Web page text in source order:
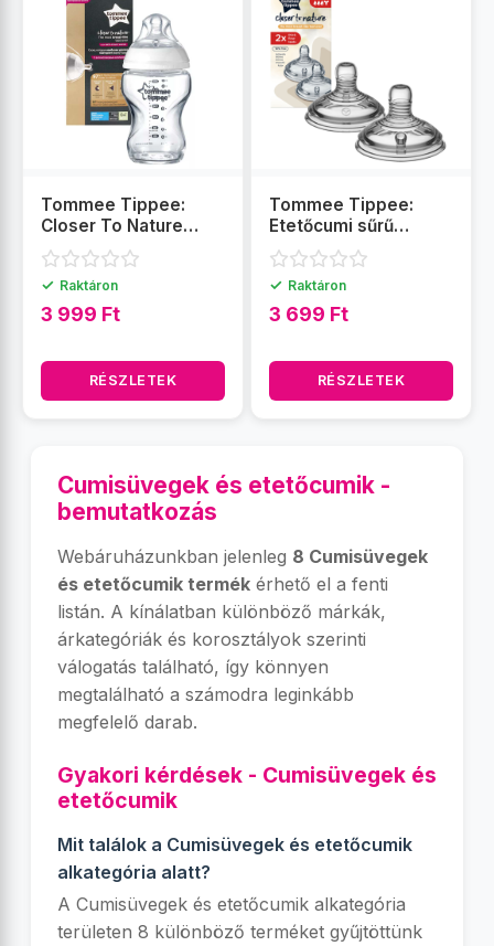
Tommee Tippee:
Closer To Nature
átlátszó üveg
cumisüveg 250ml (0
hó+)
✓ Raktáron
3 999 Ft
RÉSZLETEK
Tommee Tippee:
Etetőcumi sűrű
ételekhez (6 hó+)
✓ Raktáron
3 699 Ft
RÉSZLETEK
Cumisüvegek és etetőcumik -
bemutatkozás
Webáruházunkban jelenleg 8 Cumisüvegek
és etetőcumik termék érhető el a fenti
listán. A kínálatban különböző márkák,
árkategóriák és korosztályok szerinti
válogatás található, így könnyen
megtalálható a számodra leginkább
megfelelő darab.
Gyakori kérdések - Cumisüvegek és
etetőcumik
Mit találok a Cumisüvegek és etetőcumik
alkategória alatt?
A Cumisüvegek és etetőcumik alkategória
területen 8 különböző terméket gyűjtöttünk